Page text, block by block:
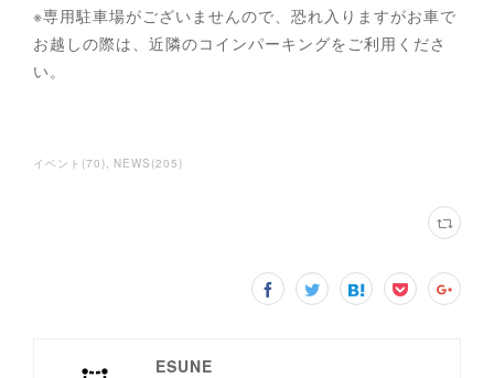
※専用駐車場がございませんので、恐れ入りますがお車で
お越しの際は、近隣のコインパーキングをご利用くださ
い。
イベント (70) NEWS (205)
ESUNE